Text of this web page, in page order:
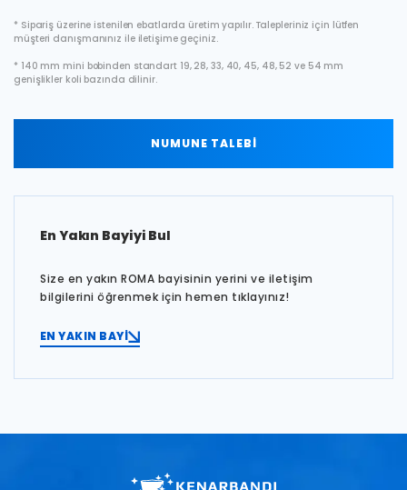
* Sipariş üzerine istenilen ebatlarda üretim yapılır. Talepleriniz için lütfen
müşteri danışmanınız ile iletişime geçiniz.
* 140 mm mini bobinden standart 19, 28, 33, 40, 45, 48, 52 ve 54 mm
genişlikler koli bazında dilinir.
NUMUNE TALEBİ
En Yakın Bayiyi Bul
Size en yakın ROMA bayisinin yerini ve iletişim
bilgilerini öğrenmek için hemen tıklayınız!
EN YAKIN BAYİ